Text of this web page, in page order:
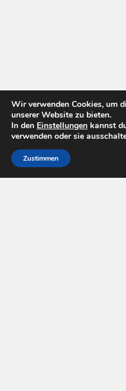
Wir verwenden Cookies, um
unserer Website zu bieten.
In den Einstellungen kannst
verwenden oder sie
Zustimmen